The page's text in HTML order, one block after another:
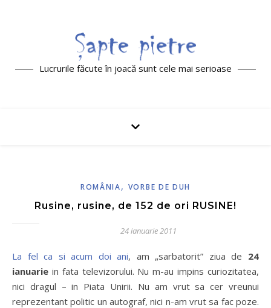
Lucrurile făcute în joacă sunt cele mai serioase
ROMÂNIA, VORBE DE DUH
Rusine, rusine, de 152 de ori RUSINE!
24 ianuarie 2011
La fel ca si acum doi ani, am „sarbatorit” ziua de 24
ianuarie in fata televizorului. Nu m-au impins curiozitatea,
nici dragul – in Piata Unirii. Nu am vrut sa cer vreunui
reprezentant politic un autograf, nici n-am vrut sa fac poze.